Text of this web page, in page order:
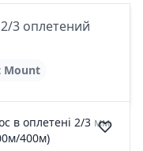
3 оплетений
Mount
в оплетені 2/3 мм
400м)